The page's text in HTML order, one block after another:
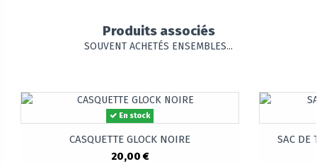
Produits associés
SOUVENT ACHETÉS ENSEMBLES...
En stock
CASQUETTE GLOCK NOIRE
20,00 €
SAC